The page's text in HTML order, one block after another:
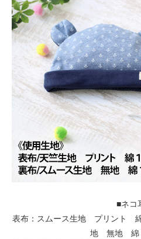
■ネコ
表布：スムース生地 プリント
地 無地 綿